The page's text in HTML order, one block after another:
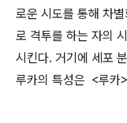
로운 시도를 통해 차
로 격투를 하는 자의
시킨다. 거기에 세포
루카의 특성은 <루카